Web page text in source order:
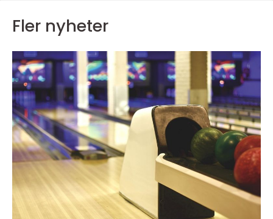
Fler nyheter